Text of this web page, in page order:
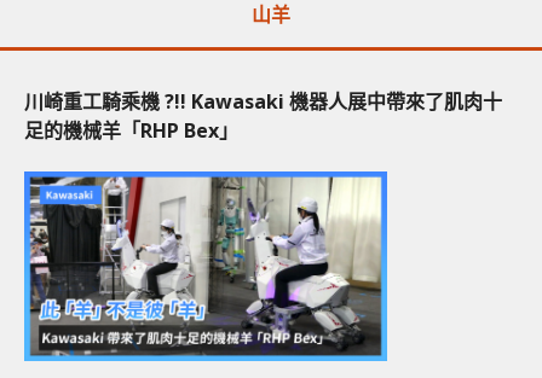
山羊
川崎重工騎乘機 ?!! Kawasaki 機器人展中帶來了肌肉十
足的機械羊「RHP Bex」